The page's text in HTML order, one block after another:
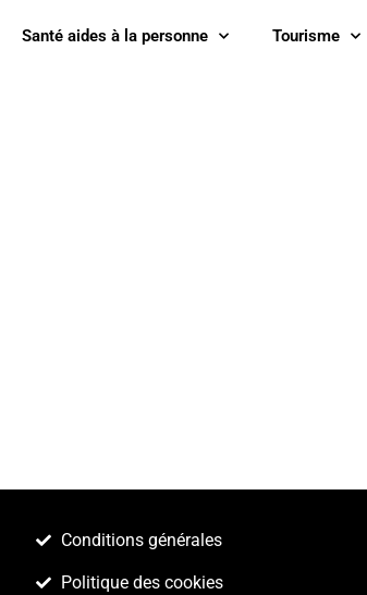
Santé aides à la personne Tourisme
Conditions générales
Politique des cookies